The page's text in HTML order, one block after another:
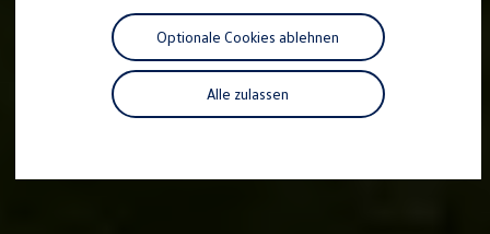
Motorenöl und Flüssigkeiten
Räder und Reifen
Pannen- und Unfallhilfe
Economy Service
Volkswagen Teile
Zubehör
Alle zulassen
Optionale Cookies ablehnen